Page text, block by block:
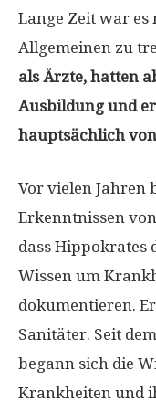
Lange Zeit war
Allgemeinen zu
als Ärzte, hatten
Ausbildung und
hauptsächlich
Vor vielen Jahren
Erkenntnissen
dass Hippokrates
Wissen um
dokumentieren.
Sanitäter. Seit
begann sich die
Krankheiten und